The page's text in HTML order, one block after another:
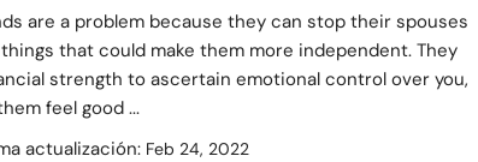
are a problem because they can stop their spouses
that could make them more independent. They
strength to ascertain emotional control over you,
feel good ...
actualización: Feb 24, 2022